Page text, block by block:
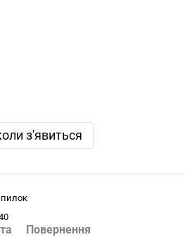
з'явиться
пилок
Повернення